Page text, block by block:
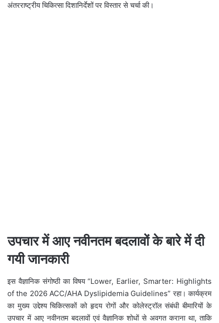
अंतरराष्ट्रीय चिकित्सा दिशानिर्देशों पर विस्तार से चर्चा की।
उपचार में आए नवीनतम बदलावों के बारे में दी
गयी जानकारी
इस वैज्ञानिक संगोष्ठी का विषय “Lower, Earlier, Smarter: Highlights
of the 2026 ACC/AHA Dyslipidemia Guidelines” रहा। कार्यक्रम
का मुख्य उद्देश्य चिकित्सकों को हृदय रोगों और कोलेस्ट्रॉल संबंधी बीमारियों के
उपचार में आए नवीनतम बदलावों एवं वैज्ञानिक शोधों से अवगत कराना था, ताकि